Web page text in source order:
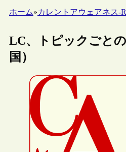
ホーム»カレントアウェアネス-R
LC、トピックごと
国）